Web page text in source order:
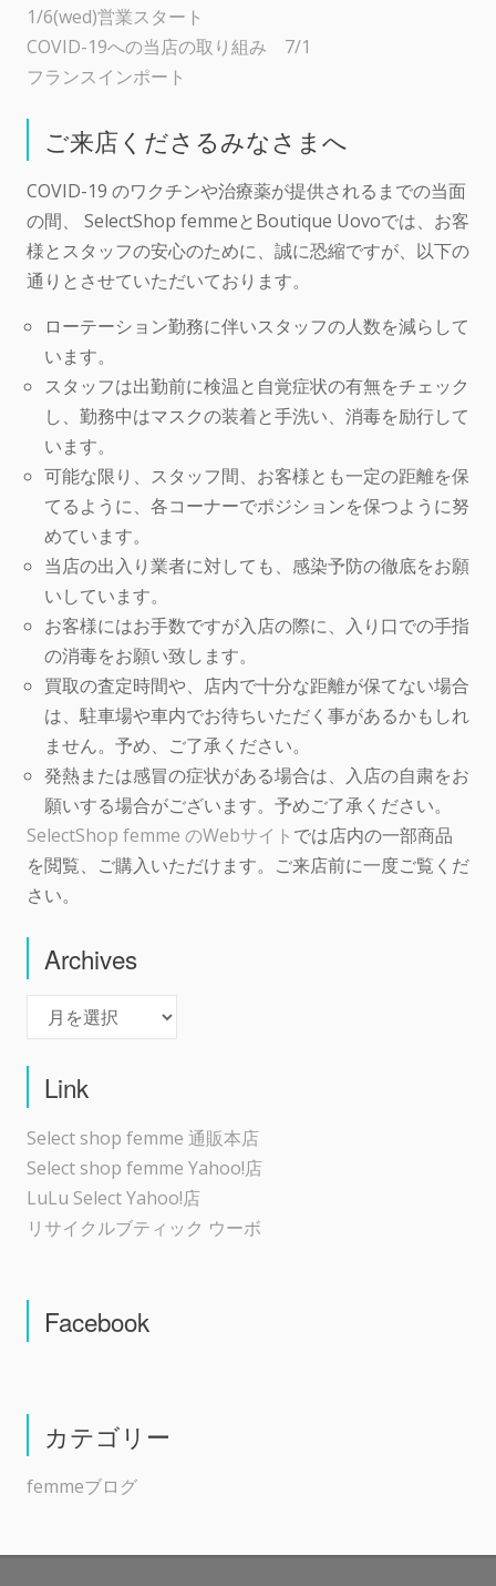
1/6(wed)営業スタート
COVID-19への当店の取り組み 7/1
フランスインポート
ご来店くださるみなさまへ
COVID-19 のワクチンや治療薬が提供されるまでの当面
の間、 SelectShop femmeとBoutique Uovoでは、お客
様とスタッフの安心のために、誠に恐縮ですが、以下の
通りとさせていただいております。
ローテーション勤務に伴いスタッフの人数を減らして
います。
スタッフは出勤前に検温と自覚症状の有無をチェック
し、勤務中はマスクの装着と手洗い、消毒を励行して
います。
可能な限り、スタッフ間、お客様とも一定の距離を保
てるように、各コーナーでポジションを保つように努
めています。
当店の出入り業者に対しても、感染予防の徹底をお願
いしています。
お客様にはお手数ですが入店の際に、入り口での手指
の消毒をお願い致します。
買取の査定時間や、店内で十分な距離が保てない場合
は、駐車場や車内でお待ちいただく事があるかもしれ
ません。予め、ご了承ください。
発熱または感冒の症状がある場合は、入店の自粛をお
願いする場合がございます。予めご了承ください。
SelectShop femme のWebサイト では店内の一部商品
を閲覧、ご購入いただけます。ご来店前に一度ご覧くだ
さい。
Archives
Link
Select shop femme 通販本店
Select shop femme Yahoo!店
LuLu Select Yahoo!店
リサイクルブティック ウーボ
Facebook
カテゴリー
femmeブログ